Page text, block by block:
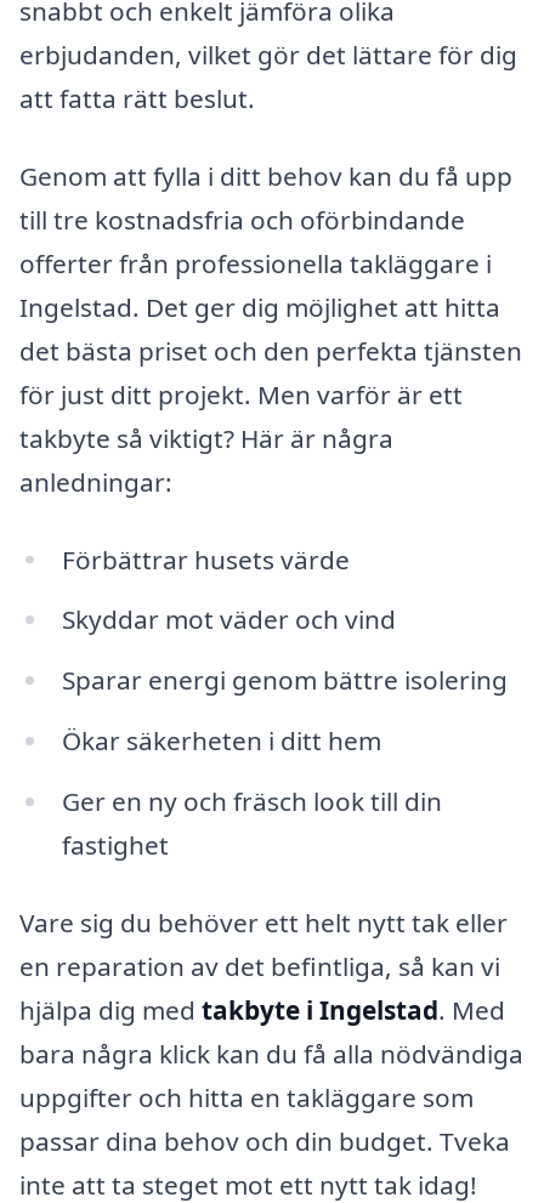
snabbt och enkelt jämföra olika
erbjudanden, vilket gör det lättare för dig
att fatta rätt beslut.
Genom att fylla i ditt behov kan du få upp
till tre kostnadsfria och oförbindande
offerter från professionella takläggare i
Ingelstad. Det ger dig möjlighet att hitta
det bästa priset och den perfekta tjänsten
för just ditt projekt. Men varför är ett
takbyte så viktigt? Här är några
anledningar:
Förbättrar husets värde
Skyddar mot väder och vind
Sparar energi genom bättre isolering
Ökar säkerheten i ditt hem
Ger en ny och fräsch look till din
fastighet
Vare sig du behöver ett helt nytt tak eller
en reparation av det befintliga, så kan vi
hjälpa dig med takbyte i Ingelstad. Med
bara några klick kan du få alla nödvändiga
uppgifter och hitta en takläggare som
passar dina behov och din budget. Tveka
inte att ta steget mot ett nytt tak idag!